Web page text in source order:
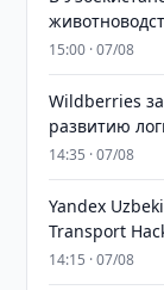
15:00 · 07/08
Wildberries
развитию
14:35 · 07/08
Yandex
Transport
14:15 · 07/08